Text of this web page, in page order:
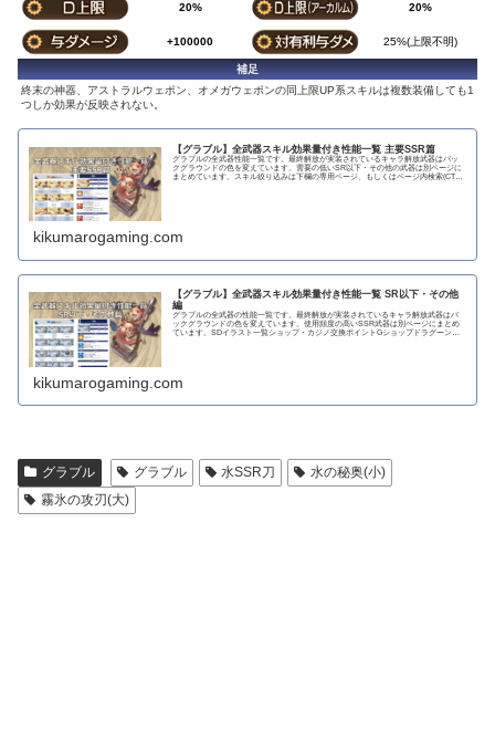
20% 20%
+100000 25%(上限不明)
補足
終末の神器、アストラルウェポン、オメガウェポンの同上限UP系スキルは複数装備しても1
つしか効果が反映されない。
【グラブル】全武器スキル効果量付き性能一覧 主要SSR篇
グラブルの全武器性能一覧です。最終解放が実装されているキャラ解放武器はバッ
クグラウンドの色を変えています。需要の低いSR以下・その他の武器は別ページに
まとめています。スキル絞り込みは下欄の専用ページ、もしくはページ内検索(CTRL
kikumarogaming.com
【グラブル】全武器スキル効果量付き性能一覧 SR以下・その他
編
グラブルの全武器の性能一覧です。最終解放が実装されているキャラ解放武器はバ
ックグラウンドの色を変えています。使用頻度の高いSSR武器は別ページにまとめ
ています。SDイラスト一覧ショップ・カジノ交換ポイントGショップドラグーンラ
kikumarogaming.com
グラブル グラブル 水SSR刀
水の秘奥(小)
霧氷の攻刃(大)